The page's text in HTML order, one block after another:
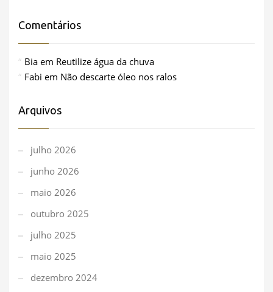
Comentários
Bia em Reutilize água da chuva
Fabi em Não descarte óleo nos ralos
Arquivos
julho 2026
junho 2026
maio 2026
outubro 2025
julho 2025
maio 2025
dezembro 2024